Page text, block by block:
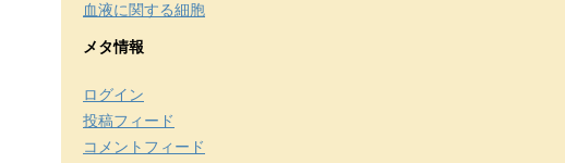
血液に関する細胞
メタ情報
ログイン
投稿フィード
コメントフィード